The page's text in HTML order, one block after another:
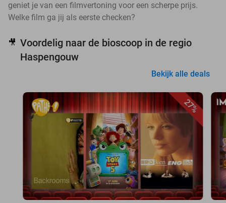
geniet je van een filmvertoning voor een scherpe prijs.
Welke film ga jij als eerste checken?
🎥 Voordelig naar de bioscoop in de regio
Haspengouw
Bekijk alle deals
27%